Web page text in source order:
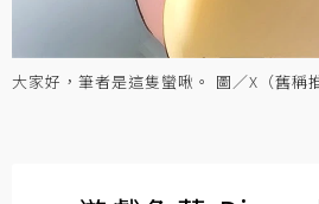
大家好，筆者是這隻蠻啾。 圖／X（舊